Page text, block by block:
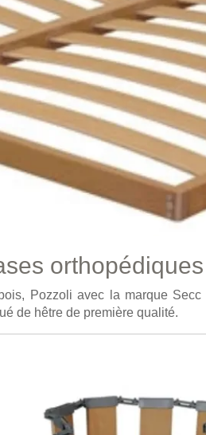
orthopédiques
Pozzoli avec la marque
de hêtre de première qualité.